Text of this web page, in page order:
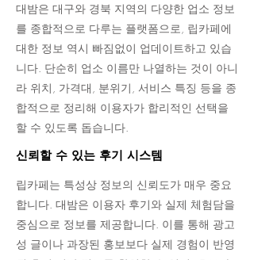
대밤은 대구와 경북 지역의 다양한 업소 정보
를 종합적으로 다루는 플랫폼으로, 립카페에
대한 정보 역시 빠짐없이 업데이트하고 있습
니다. 단순히 업소 이름만 나열하는 것이 아니
라 위치, 가격대, 분위기, 서비스 특징 등을 종
합적으로 정리해 이용자가 합리적인 선택을
할 수 있도록 돕습니다.
신뢰할 수 있는 후기 시스템
립카페는 특성상 정보의 신뢰도가 매우 중요
합니다. 대밤은 이용자 후기와 실제 체험담을
중심으로 정보를 제공합니다. 이를 통해 광고
성 글이나 과장된 홍보보다 실제 경험이 반영